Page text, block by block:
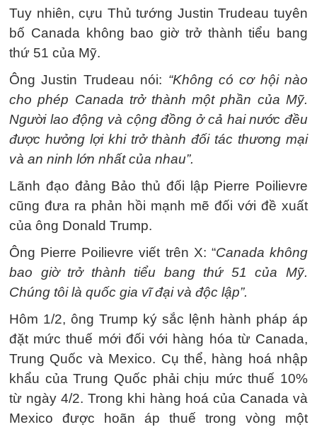
Tuy nhiên, cựu Thủ tướng Justin Trudeau tuyên
bố Canada không bao giờ trở thành tiểu bang
thứ 51 của Mỹ.
Ông Justin Trudeau nói: “Không có cơ hội nào
cho phép Canada trở thành một phần của Mỹ.
Người lao động và cộng đồng ở cả hai nước đều
được hưởng lợi khi trở thành đối tác thương mại
và an ninh lớn nhất của nhau”.
Lãnh đạo đảng Bảo thủ đối lập Pierre Poilievre
cũng đưa ra phản hồi mạnh mẽ đối với đề xuất
của ông Donald Trump.
Ông Pierre Poilievre viết trên X: “Canada không
bao giờ trở thành tiểu bang thứ 51 của Mỹ.
Chúng tôi là quốc gia vĩ đại và độc lập”.
Hôm 1/2, ông Trump ký sắc lệnh hành pháp áp
đặt mức thuế mới đối với hàng hóa từ Canada,
Trung Quốc và Mexico. Cụ thể, hàng hoá nhập
khẩu của Trung Quốc phải chịu mức thuế 10%
từ ngày 4/2. Trong khi hàng hoá của Canada và
Mexico được hoãn áp thuế trong vòng một